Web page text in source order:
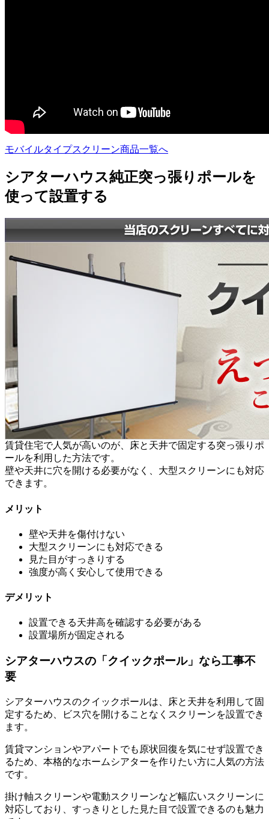
モバイルタイプスクリーン商品一覧へ
シアターハウス純正突っ張りポールを
使って設置する
賃貸住宅で人気が高いのが、床と天井で固定する突っ張りポ
ールを利用した方法です。
壁や天井に穴を開ける必要がなく、大型スクリーンにも対応
できます。
メリット
壁や天井を傷付けない
大型スクリーンにも対応できる
見た目がすっきりする
強度が高く安心して使用できる
デメリット
設置できる天井高を確認する必要がある
設置場所が固定される
シアターハウスの「クイックポール」なら工事不
要
シアターハウスのクイックポールは、床と天井を利用して固
定するため、ビス穴を開けることなくスクリーンを設置でき
ます。
賃貸マンションやアパートでも原状回復を気にせず設置でき
るため、本格的なホームシアターを作りたい方に人気の方法
です。
掛け軸スクリーンや電動スクリーンなど幅広いスクリーンに
対応しており、すっきりとした見た目で設置できるのも魅力